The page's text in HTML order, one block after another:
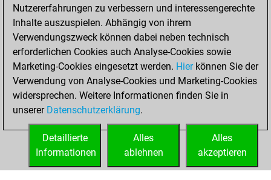
sprint of 74 positions
Tactics
Montag,
September 18,
2023
You created
your Fritz account
Nutzererfahrungen zu verbessern und interessengerechte
Inhalte auszuspielen. Abhängig von ihrem
Verwendungszweck können dabei neben technisch
erforderlichen Cookies auch Analyse-Cookies sowie
Marketing-Cookies eingesetzt werden. Hierkönnen Sie der
Verwendung von Analyse-Cookies und Marketing-Cookies
widersprechen. Weitere Informationen finden Sie in
unserer Datenschutzerklärung.
Alles
akzeptieren
Alles
ablehnen
Detaillierte
Informationen